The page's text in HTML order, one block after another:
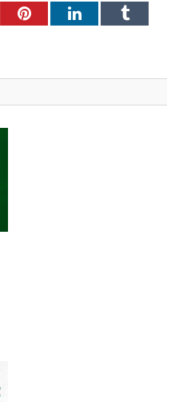
PinterestLinkedInTumblr